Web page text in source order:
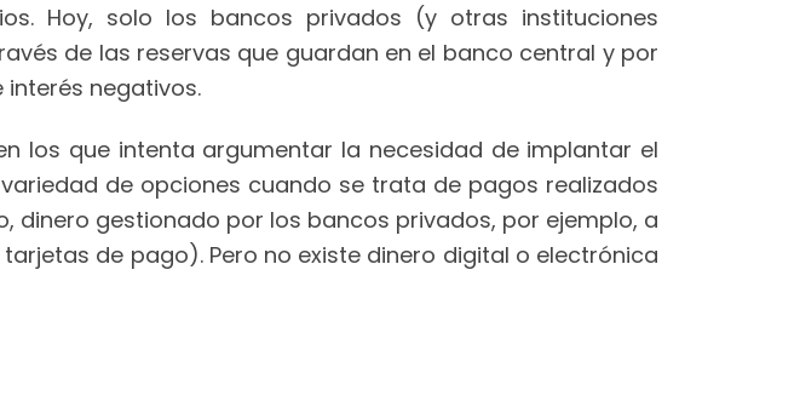
Hoy, solo los bancos privados (y otras instituciones
de las reservas que guardan en el banco central y por
interés negativos.
los que intenta argumentar la necesidad de implantar el
de opciones cuando se trata de pagos realizados
dinero gestionado por los bancos privados, por ejemplo, a
de pago). Pero no existe dinero digital o electrónica